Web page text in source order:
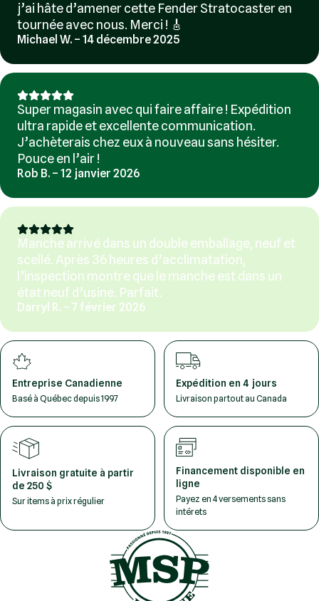
j’ai hâte d’amener cette Fender Stratocaster en
tournée avec nous. Merci ! 🎸
Michael W. – 14 décembre 2025
Super magasin avec qui faire affaire ! Expédition
ultra rapide et excellente communication.
J’achèterais chez eux à nouveau sans hésiter.
Pouce en l’air !
Rob B. – 12 janvier 2026
Manche arrivé dans un double emballage, neuf et
scellé. Après 36 heures d’acclimatation,
l’inspection montre que le manche est dans un
état neuf d’usine. Parfait.
Darryl R. – 7 février 2026
Entreprise Canadienne
Basé à Québec depuis 1997
Expédition en 4 jours
Livraison partout au Canada
Livraison gratuite à partir
de 250 $
Sur items à prix régulier
Financement disponible en
ligne
Payez en 4 versements sans
intérets